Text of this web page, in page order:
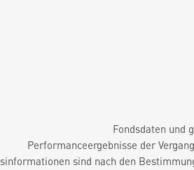
Fondsdaten und
Performanceergebnisse der
sind nach den